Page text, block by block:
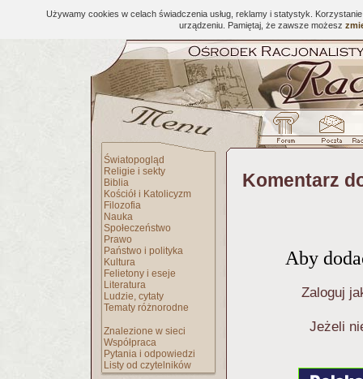
Używamy cookies w celach świadczenia usług, reklamy i statystyk.
urządzeniu. Pamiętaj, że zawsze możesz
Światopogląd
Religie i sekty
Biblia
Kościół i Katolicyzm
Filozofia
Nauka
Społeczeństwo
Prawo
Państwo i polityka
Kultura
Felietony i eseje
Literatura
Ludzie, cytaty
Tematy różnorodne
Znalezione w sieci
Współpraca
Pytania i odpowiedzi
Listy od czytelników
Komentarz
Aby
Zaloguj
Jeżeli